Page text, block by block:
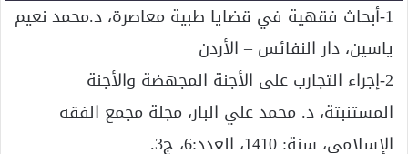
1-أبحاث فقهية في قضايا طبية معاصرة، د.محمد نعيم
ياسين، دار النفائس – الأردن
2-إجراء التجارب على الأجنة المجهضة والأجنة
المستنبتة، د. محمد علي البار، مجلة مجمع الفقه
الإسلامي، سنة: 1410، العدد:6، ج3.